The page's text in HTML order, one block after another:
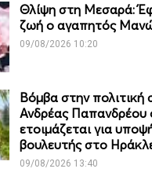
Θλίψη στη Μεσαρά:
ζωή ο αγαπητός
09/08/2026 10:20
Βόμβα στην πολιτική
Ανδρέας Παπανδρέου
ετοιμάζεται για
βουλευτής στο
09/08/2026 13:40